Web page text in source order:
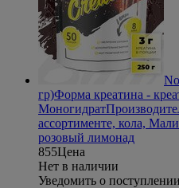
гр)Форма креатина -
Моногидрат
ассортименте, кола,
розовый лимонад
855Цена
Нет в наличии
Уведомить о поступлении